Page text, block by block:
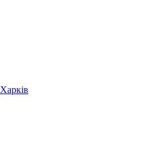
Харків